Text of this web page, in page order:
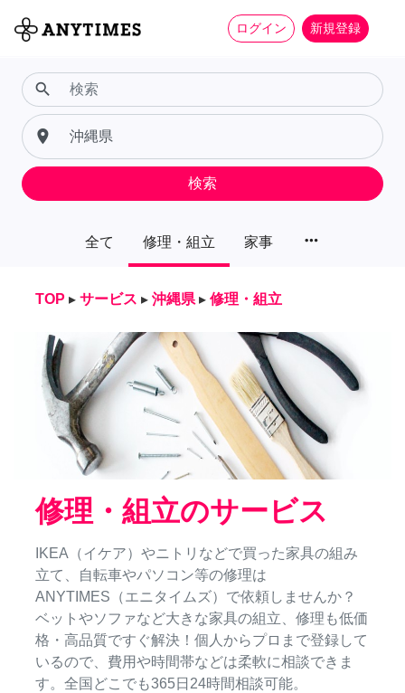
ログイン 新規登録
全て 修理・組立 家事 more_horiz
search
place
検索
TOP ▸ サービス ▸ 沖縄県 ▸ 修理・組立
修理・組立のサービス
IKEA（イケア）やニトリなどで買った家具の組み
立て、自転車やパソコン等の修理は
ANYTIMES（エニタイムズ）で依頼しませんか？
ベットやソファなど大きな家具の組立、修理も低価
格・高品質ですぐ解決！個人からプロまで登録して
いるので、費用や時間帯などは柔軟に相談できま
す。全国どこでも365日24時間相談可能。